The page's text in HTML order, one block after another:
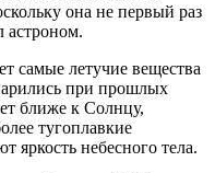
она не первый раз
астроном.
самые летучие вещества
при прошлых
ближе к Солнцу,
тугоплавкие
яркость небесного тела.